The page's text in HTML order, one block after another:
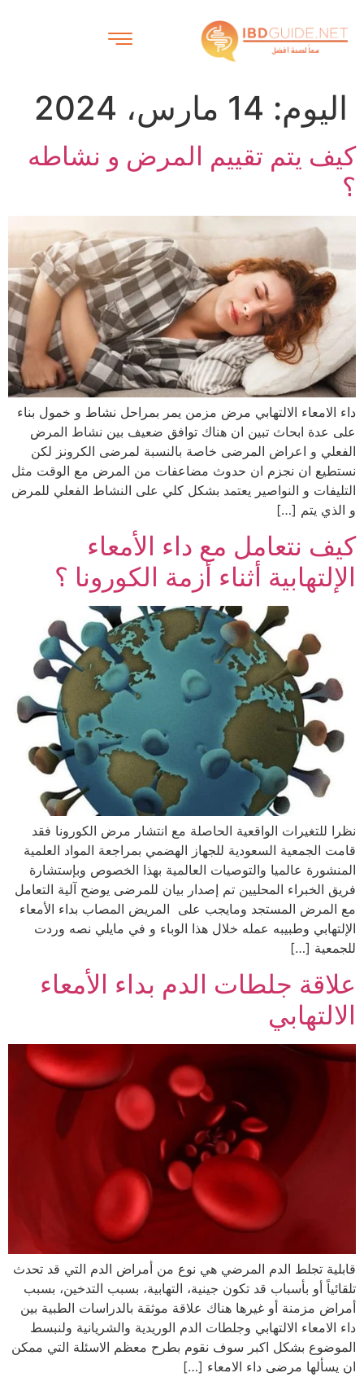
اليوم: 14 مارس، 2024
كيف يتم تقييم المرض و نشاطه
؟
داء الامعاء الالتهابي مرض مزمن يمر بمراحل نشاط و خمول بناء
على عدة ابحاث تبين ان هناك توافق ضعيف بين نشاط المرض
الفعلي و اعراض المرضى خاصة بالنسبة لمرضى الكرونز لكن
نستطيع ان نجزم ان حدوث مضاعفات من المرض مع الوقت مثل
التليفات و النواصير يعتمد بشكل كلي على النشاط الفعلي للمرض
و الذي يتم […]
كيف نتعامل مع داء الأمعاء
الإلتهابية أثناء أزمة الكورونا ؟
نظرا للتغيرات الواقعية الحاصلة مع انتشار مرض الكورونا فقد
قامت الجمعية السعودية للجهاز الهضمي بمراجعة المواد العلمية
المنشورة عالميا والتوصيات العالمية بهذا الخصوص وبإستشارة
فريق الخبراء المحليين تم إصدار بيان للمرضى يوضح آلية التعامل
مع المرض المستجد ومايجب على المريض المصاب بداء الأمعاء
الإلتهابي وطبيبه عمله خلال هذا الوباء و في مايلي نصه وردت
للجمعية […]
علاقة جلطات الدم بداء الأمعاء
الالتهابي
قابلية تجلط الدم المرضي هي نوع من أمراض الدم التي قد تحدث
تلقائياً أو بأسباب قد تكون جينية، التهابية، بسبب التدخين، بسبب
أمراض مزمنة أو غيرها هناك علاقة موثقة بالدراسات الطبية بين
داء الامعاء الالتهابي وجلطات الدم الوريدية والشريانية ولنبسط
الموضوع بشكل اكبر سوف نقوم بطرح معظم الاسئلة التي ممكن
ان يسألها مرضى داء الامعاء […]